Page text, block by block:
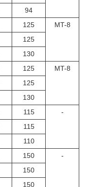
94
125
MT-8
125
130
125
MT-8
125
130
115
-
115
110
150
-
150
150